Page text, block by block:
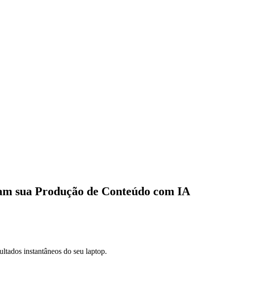
sua Produção de Conteúdo com IA
instantâneos do seu laptop.